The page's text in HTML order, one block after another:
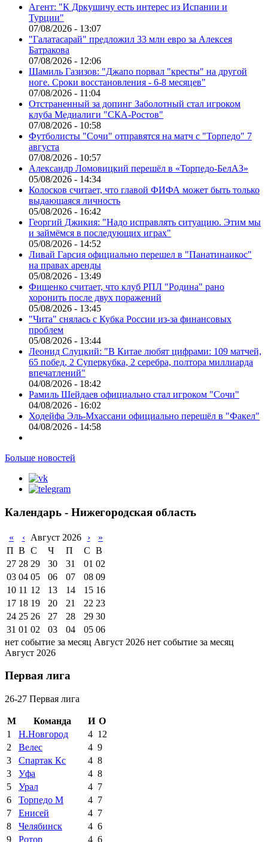
Агент: "К Дркушичу есть интерес из Испании и
Турции"
07/08/2026 - 13:07
"Галатасарай" предложил 33 млн евро за Алексея
Батракова
07/08/2026 - 12:06
Шамиль Газизов: "Джапо порвал "кресты" на другой
ноге. Сроки восстановления - 6-8 месяцев"
07/08/2026 - 11:04
Отстраненный за допинг Заболотный стал игроком
клуба Медиалиги "СКА-Ростов"
07/08/2026 - 10:58
Футболисты "Сочи" отправятся на матч с "Торпедо" 7
августа
07/08/2026 - 10:57
Александр Ломовицкий перешёл в «Торпедо-БелАЗ»
05/08/2026 - 14:34
Колосков считает, что главой ФИФА может быть только
выдающаяся личность
05/08/2026 - 16:42
Георгий Джикия: "Надо исправлять ситуацию. Этим мы
и займёмся в последующих играх"
05/08/2026 - 14:52
Ливай Гарсия официально перешел в "Панатинаикос"
на правах аренды
05/08/2026 - 13:49
Фищенко считает, что клуб РПЛ "Родина" рано
хоронить после двух поражений
05/08/2026 - 13:45
"Чита" снялась с Кубка России из-за финансовых
проблем
05/08/2026 - 13:44
Леонид Слуцкий: "В Китае любят цифрами: 109 матчей,
65 побед, 2 Суперкубка, 2 серебра, полтора миллиарда
впечатлений"
04/08/2026 - 18:42
Рамиль Шейдаев официально стал игроком "Сочи"
04/08/2026 - 16:02
Ходейфа Эль-Мхассани официально перешёл в "Факел"
04/08/2026 - 14:58
Больше новостей
Календарь - Нижегородская область
« ‹ Август 2026 ›
»
П В С Ч П С В
27 28 29 30 31 01 02
03 04 05 06 07 08 09
10 11 12 13 14 15 16
17 18 19 20 21 22 23
24 25 26 27 28 29 30
31 01 02 03 04 05 06
нет событие за месяц Август 2026 нет событие за месяц
Август 2026
Первая лига
26-27 Первая лига
М Команда И О
1
Н.Новгород 4 12
2
Велес 4 9
3
Спартак Кс 4 8
3
Уфа 4 8
5
Урал 4 7
6
Торпедо М 4 7
7
Енисей 4 7
8
Челябинск 4 6
9
Ротор 4 6